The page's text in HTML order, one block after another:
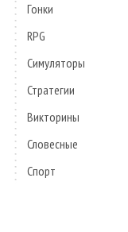
Гонки
RPG
Симуляторы
Стратегии
Викторины
Словесные
Спорт